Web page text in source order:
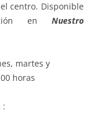
centro. Disponible
en Nuestro
martes y
horas
: